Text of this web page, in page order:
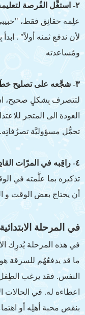
٢- استغِّل الفُرصة لتعليمه:
علِمه حقائِق فقط،
لأن ندفع ثمنه أولاً" .
ومُساعدته
٣- شجِّعه على تصليح خطَئِه:
لتتصرف بِشكلٍ صحيح،
العودة الى المتجر
تحمُّل مسؤوليَّة تصرُفاتِه.
٤- راقِبه في المرّات القادِمة:
تذكيره بما علَّمته في
أن يحتاج بعض الوقت و
في المرحلة الابتدائية
في هذه المرحلة يُدرِك
ما قد يدفعُهُم للسرقة
النفس. فقد يرغب
اعطاءه له. في
بنقص محبة أهلِه أو